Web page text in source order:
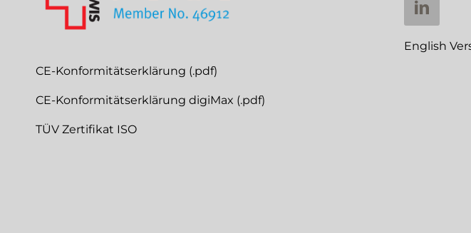
CE-Konformitätserklärung (.pdf)
CE-Konformitätserklärung digiMax (.pdf)
TÜV Zertifikat ISO
English